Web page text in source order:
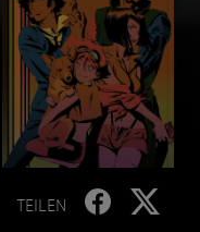
TEILEN